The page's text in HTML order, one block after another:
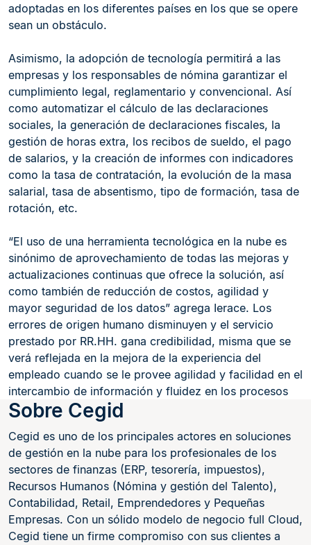
adoptadas en los diferentes países en los que se opere
sean un obstáculo.
Asimismo, la adopción de tecnología permitirá a las
empresas y los responsables de nómina garantizar el
cumplimiento legal, reglamentario y convencional. Así
como automatizar el cálculo de las declaraciones
sociales, la generación de declaraciones fiscales, la
gestión de horas extra, los recibos de sueldo, el pago
de salarios, y la creación de informes con indicadores
como la tasa de contratación, la evolución de la masa
salarial, tasa de absentismo, tipo de formación, tasa de
rotación, etc.
“El uso de una herramienta tecnológica en la nube es
sinónimo de aprovechamiento de todas las mejoras y
actualizaciones continuas que ofrece la solución, así
como también de reducción de costos, agilidad y
mayor seguridad de los datos” agrega Ierace. Los
errores de origen humano disminuyen y el servicio
prestado por RR.HH. gana credibilidad, misma que se
verá reflejada en la mejora de la experiencia del
empleado cuando se le provee agilidad y facilidad en el
intercambio de información y fluidez en los procesos
Sobre Cegid
Cegid es uno de los principales actores en soluciones
de gestión en la nube para los profesionales de los
sectores de finanzas (ERP, tesorería, impuestos),
Recursos Humanos (Nómina y gestión del Talento),
Contabilidad, Retail, Emprendedores y Pequeñas
Empresas. Con un sólido modelo de negocio full Cloud,
Cegid tiene un firme compromiso con sus clientes a